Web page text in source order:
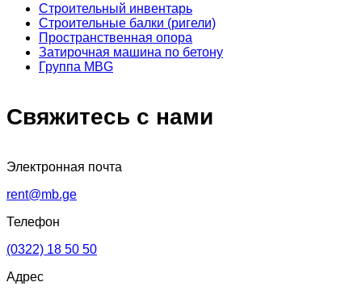
Строительный инвентарь
Строительные балки (ригели)
Пространственная опора
Затирочная машина по бетону
Группа MBG
Свяжитесь с нами
Электронная почта
rent@mb.ge
Телефон
(0322) 18 50 50
Адрес